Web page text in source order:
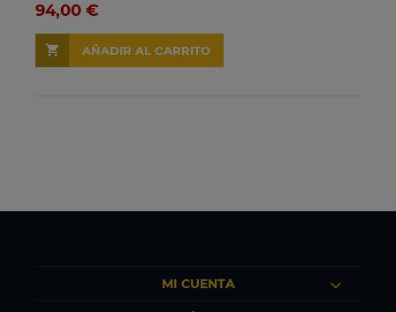
94,00 €
AÑADIR AL CARRITO
MI CUENTA